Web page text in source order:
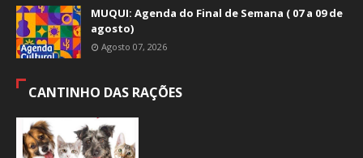
MUQUI: Agenda do Final de Semana ( 07 a 09 de
agosto)
Agosto 07, 2026
CANTINHO DAS RAÇÕES